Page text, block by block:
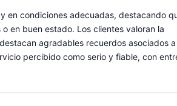
en condiciones adecuadas, destacando
en buen estado. Los clientes valoran la
agradables recuerdos asociados a
percibido como serio y fiable, con